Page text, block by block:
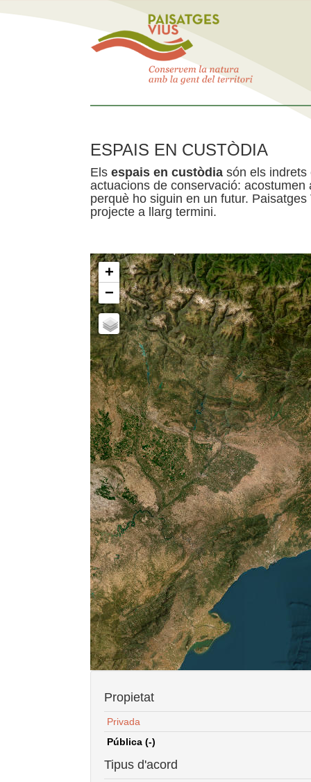
ESPAIS EN CUSTÒDIA
Els espais en custòdia són els indrets
actuacions de conservació:
perquè ho siguin en un futur.
projecte a llarg termini.
+
−
Propietat
Privada
Pública (-)
Tipus d'acord